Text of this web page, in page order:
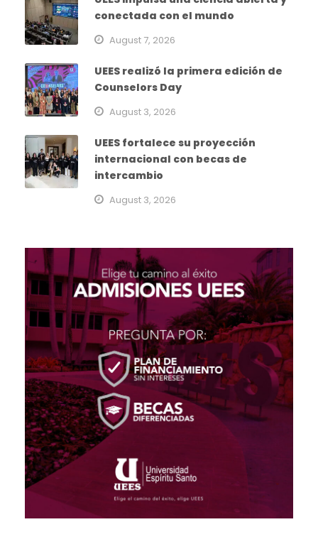
conectada con el mundo
August 7, 2026
UEES realizó la primera edición de
Counselors Day
August 3, 2026
UEES fortalece su proyección
internacional con becas de
intercambio
August 3, 2026